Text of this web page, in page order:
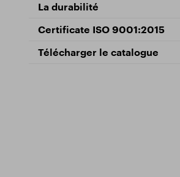
Forets
La durabilité
Certificate ISO 9001:2015
Télécharger le catalogue